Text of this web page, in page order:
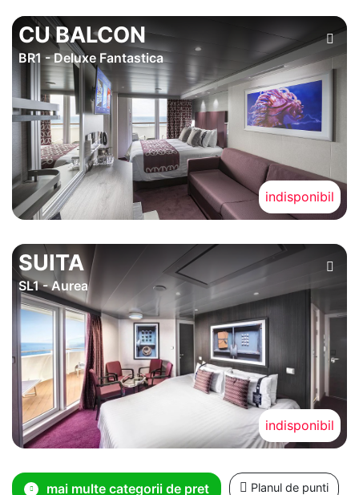
CU BALCON
BR1 - Deluxe Fantastica
indisponibil
SUITA
SL1 - Aurea
indisponibil
mai multe categorii de pret Planul de punti